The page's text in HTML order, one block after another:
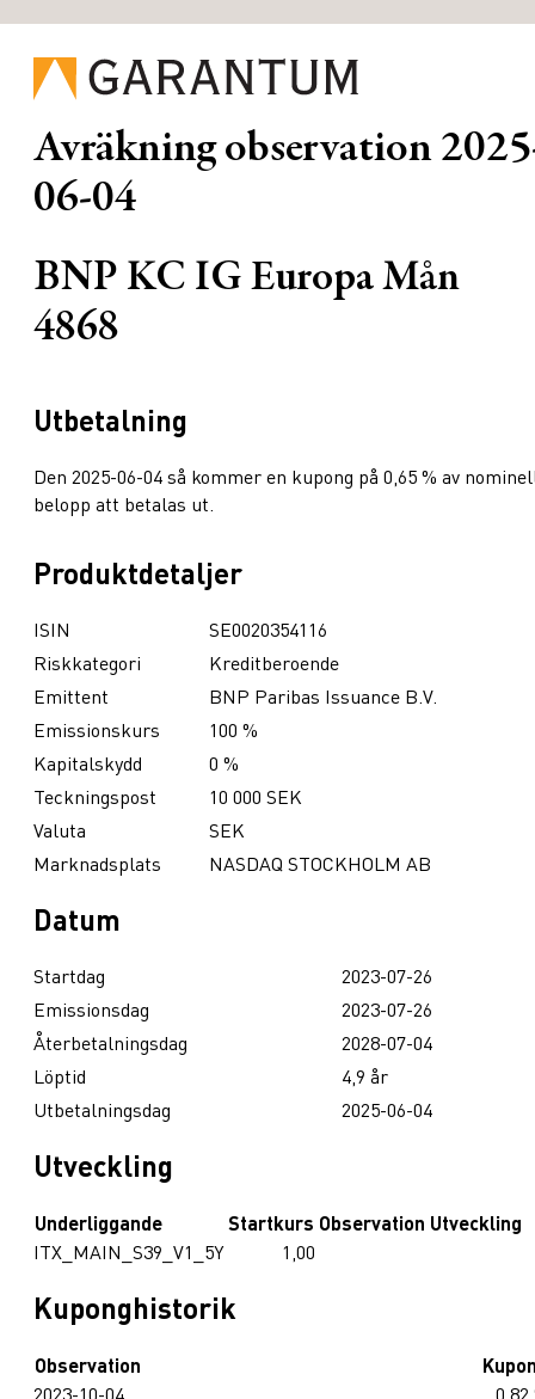
Avräkning observation
06-04
BNP KC IG Europa Mån
4868
Utbetalning
Den 2025-06-04 så kommer en kupong på 0,65 % av
belopp att betalas ut.
Produktdetaljer
ISIN
SE0020354116
Riskkategori
Kreditberoende
Emittent
BNP Paribas Issuance B.V.
Emissionskurs
100 %
Kapitalskydd
0 %
Teckningspost
10 000 SEK
Valuta
SEK
Marknadsplats
NASDAQ STOCKHOLM AB
Datum
Startdag
2023-07-26
Emissionsdag
2023-07-26
Återbetalningsdag
2028-07-04
Löptid
4,9 år
Utbetalningsdag
2025-06-04
Utveckling
Underliggande Startkurs Observation Utveckling
ITX_MAIN_S39_V1_5Y
1,00
Kuponghistorik
Observation
2023-10-04
0,82